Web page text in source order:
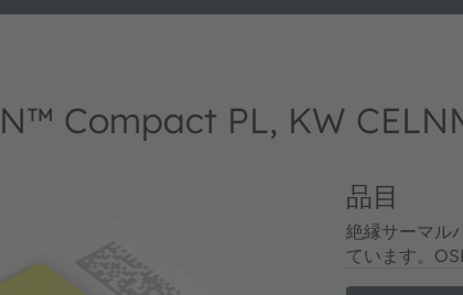
Compact PL, KW
品目
絶縁サーマル
ています。